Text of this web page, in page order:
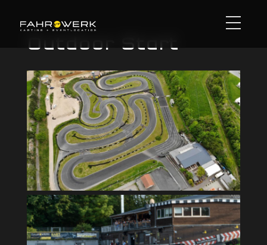
Outdoor Start